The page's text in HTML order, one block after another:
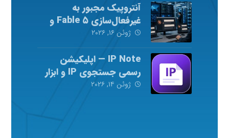
آنتروپیک مجبور به
غیرفعال‌سازی Fable ۵ و
Mythos ۵ شد
ژوئن ۱۶, ۲۰۲۶
IP Note — اپلیکیشن
رسمی جستجوی IP و ابزار
شبکه
ژوئن ۱۴, ۲۰۲۶